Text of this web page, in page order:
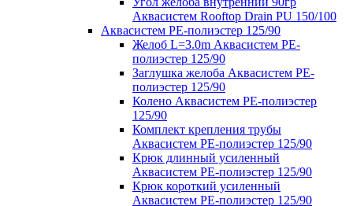
Аквасистем Rooftop Drain PU 150/100
Аквасистем PE-полиэстер 125/90
Желоб L=3.0m Аквасистем PE-
полиэстер 125/90
Заглушка желоба Аквасистем PE-
полиэстер 125/90
Колено Аквасистем PE-полиэстер
125/90
Комплект крепления трубы
Аквасистем PE-полиэстер 125/90
Крюк длинный усиленный
Аквасистем PE-полиэстер 125/90
Крюк короткий усиленный
Аквасистем PE-полиэстер 125/90